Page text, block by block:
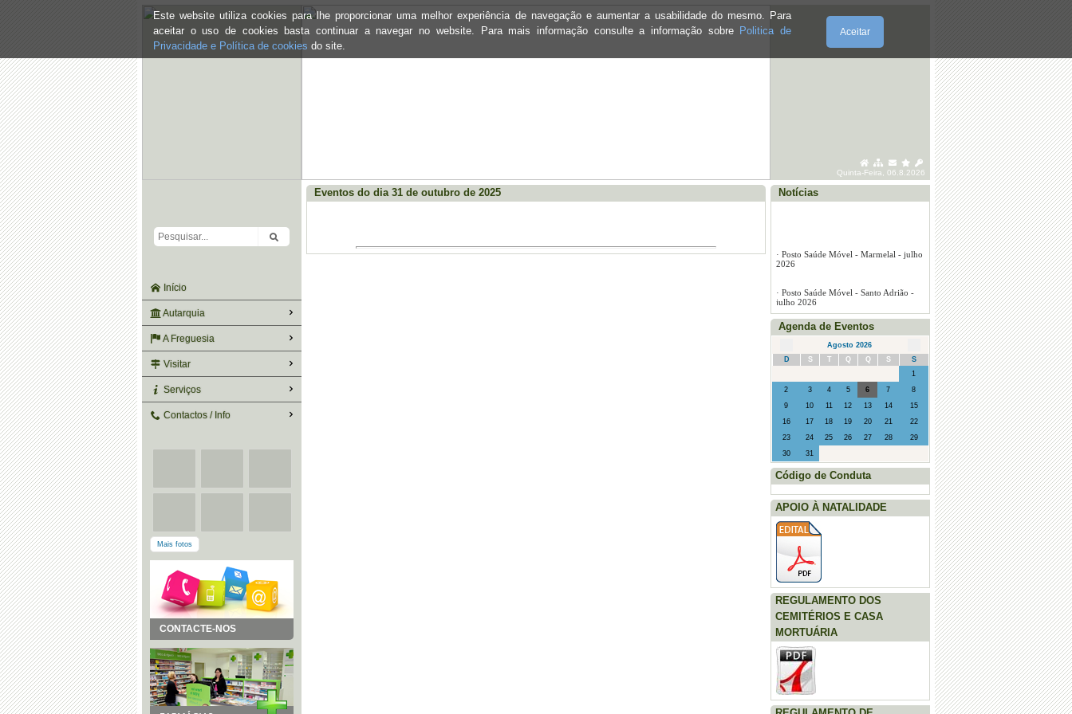
Este website utiliza cookies para lhe proporcionar uma melhor experiência de navegação e aumentar a usabilidade do mesmo. Para
aceitar o uso de cookies basta continuar a navegar no website. Para mais informação consulte a informação sobre Politica de
Privacidade e Política de cookies do site.
Aceitar
Quinta-Feira, 06.8.2026
Início
Autarquia
A Freguesia
Visitar
Serviços
Contactos / Info
Mais fotos
CONTACTE-NOS
Eventos do dia 31 de outubro de 2025 Notícias
· Posto Saúde Móvel - Marmelal - julho
2026
· Posto Saúde Móvel - Santo Adrião -
julho 2026
·Posto Saúde Móvel - Vila Seca - julho
·Posto Saúde Móvel - Agosto (Sto.
Agenda de Eventos
Agosto 2026
D
S T Q Q S
S
1
2
3 4 5 6 7
8
9
10 11 12 13 14
15
16
17 18 19 20 21
22
23
24 25 26 27 28
29
30
31
Código de Conduta
APOIO À NATALIDADE
REGULAMENTO DOS
CEMITÉRIOS E CASA
MORTUÁRIA